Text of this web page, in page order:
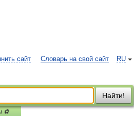
RU
сайт Словарь на свой сайт
Найти!
⚽